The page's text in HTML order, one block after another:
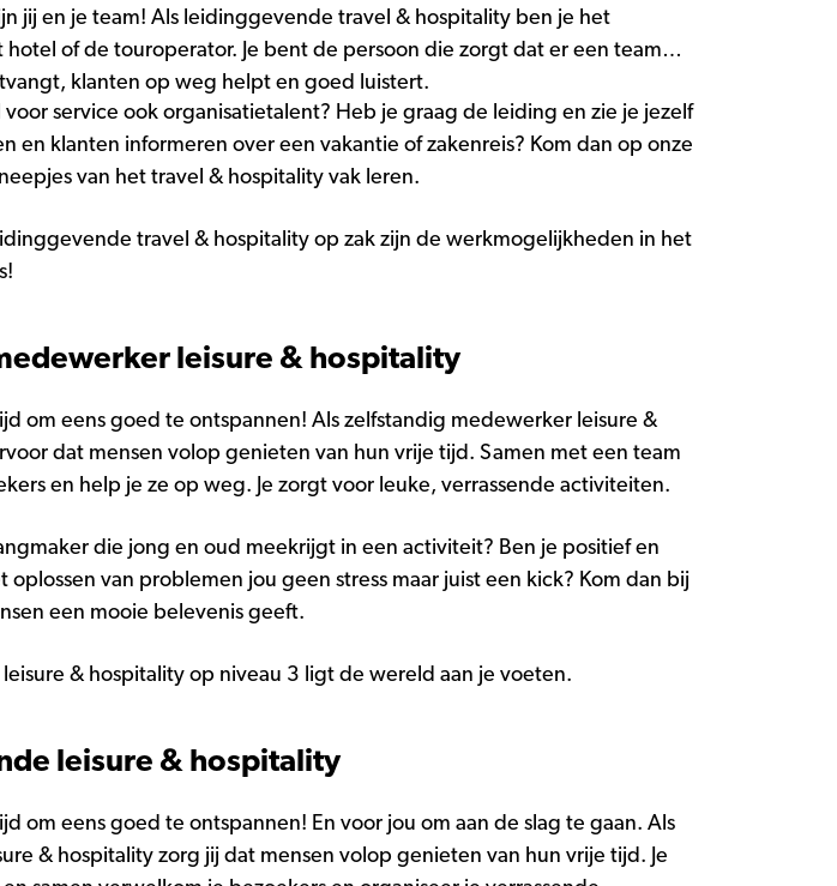
jij en je team! Als leidinggevende travel & hospitality ben je het
hotel of de touroperator. Je bent de persoon die zorgt dat er een team
klanten op weg helpt en goed luistert.
voor service ook organisatietalent? Heb je graag de leiding en zie je jezelf
en klanten informeren over een vakantie of zakenreis? Kom dan op onze
van het travel & hospitality vak leren.
travel & hospitality op zak zijn de werkmogelijkheden in het
leisure & hospitality
om eens goed te ontspannen! Als zelfstandig medewerker leisure &
dat mensen volop genieten van hun vrije tijd. Samen met een team
en help je ze op weg. Je zorgt voor leuke, verrassende activiteiten.
die jong en oud meekrijgt in een activiteit? Ben je positief en
oplossen van problemen jou geen stress maar juist een kick? Kom dan bij
een mooie belevenis geeft.
& hospitality op niveau 3 ligt de wereld aan je voeten.
leisure & hospitality
om eens goed te ontspannen! En voor jou om aan de slag te gaan. Als
& hospitality zorg jij dat mensen volop genieten van hun vrije tijd. Je